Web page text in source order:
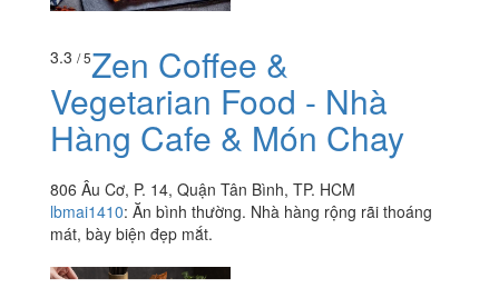
3.3 / 5Zen Coffee &
Vegetarian Food - Nhà
Hàng Cafe & Món Chay
806 Âu Cơ, P. 14, Quận Tân Bình, TP. HCM
lbmai1410: Ăn bình thường. Nhà hàng rộng rãi thoáng
mát, bày biện đẹp mắt.